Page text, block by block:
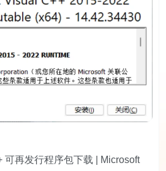
可再发行程序包下载 | Microsoft